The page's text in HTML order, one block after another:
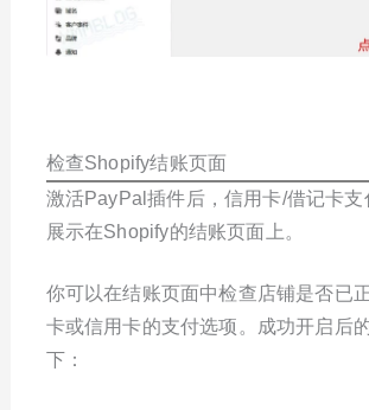
检查Shopify结账页面
激活PayPal插件后，信用卡/借记卡支
展示在Shopify的结账页面上。
你可以在结账页面中检查店铺是否已
卡或信用卡的支付选项。成功开启后
下：